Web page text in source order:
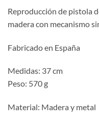
Reproducción de pistola
madera con mecanismo
Fabricado en España
Medidas: 37 cm
Peso: 570 g
Material: Madera y metal